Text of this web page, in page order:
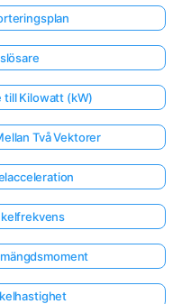
till Kilowatt (kW)
Två Vektorer